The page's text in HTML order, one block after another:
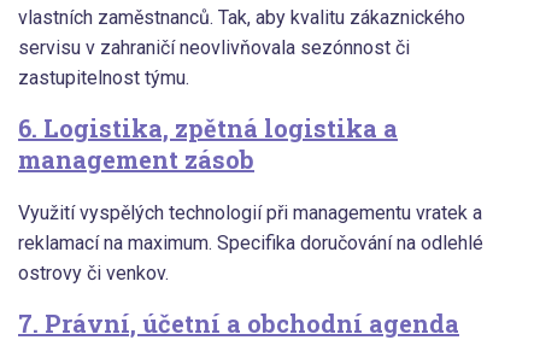
vlastních zaměstnanců. Tak, aby kvalitu zákaznického
servisu v zahraničí neovlivňovala sezónnost či
zastupitelnost týmu.
6. Logistika, zpětná logistika a
management zásob
Využití vyspělých technologií při managementu vratek a
reklamací na maximum. Specifika doručování na odlehlé
ostrovy či venkov.
7. Právní, účetní a obchodní agenda